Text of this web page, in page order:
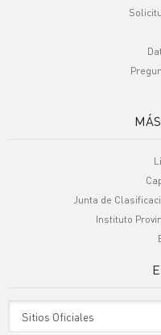
Junta de
Instituto